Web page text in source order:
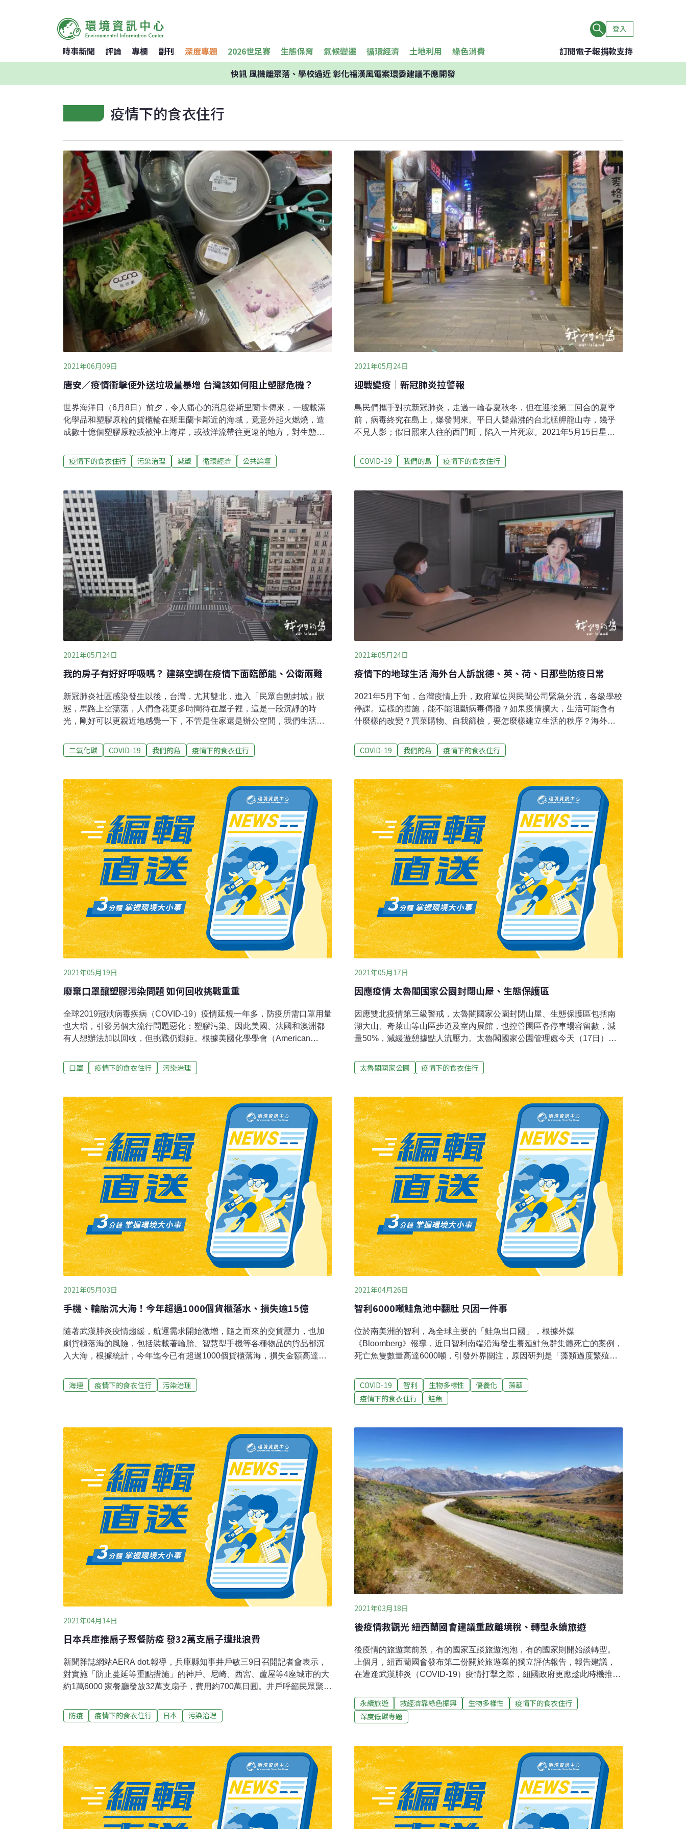
登入
時事新聞 評論 專欄 副刊 深度專題 2026世足賽 生態保育 氣候變遷 循環經濟 土地利用 綠色消費 訂閱電子報捐款支持
快訊風機離聚落、學校過近 彰化福漢風電案環委建議不應開發
疫情下的食衣住行
2021年06月09日
唐安／疫情衝擊使外送垃圾量暴增 台灣該如何阻止塑膠危機？
世界海洋日（6月8日）前夕，令人痛心的消息從斯里蘭卡傳來，一艘載滿
化學品和塑膠原粒的貨櫃輪在斯里蘭卡鄰近的海域，竟意外起火燃燒，造
成數十億個塑膠原粒或被沖上海岸，或被洋流帶往更遠的地方，對生態的
於塑膠製品的依賴，台灣亦無法置身事外。就在5月中旬，突然加遽的疫情
讓人們不得不改變飲食消費習慣，轉向外帶、外送的結果也使得塑膠用量
量就已經不斷在成長，近十年間增加了2成之多。疫情爆發後，重災區之一
的新北市統計每天增加的垃圾量也比往常多出了200公噸以上，暴增的垃圾
對於基層清潔人員的工作壓力絕對是難以想像的高。要減緩塑膠垃圾危
機，從源頭治理絕對是最有效的方法。可惜的是，不論是疫情前或疫情
後，都未看到政府在源頭減量的積極行動。除此之外，早在去年就應該提
出的一次性飲料杯限塑對策，
疫情下的食衣住行 污染治理 減塑 循環經濟 公共論壇
2021年05月24日
迎戰變疫｜新冠肺炎拉警報
島民們攜手對抗新冠肺炎，走過一輪春夏秋冬，但在迎接第二回合的夏季
前，病毒終究在島上，爆發開來。平日人聲鼎沸的台北艋舺龍山寺，幾乎
不見人影；假日熙來人往的西門町，陷入一片死寂。2021年5月15日星期
戒。這天，起得晚的市民，一覺醒來，驚覺「世界變了」。同日下午2時，
中央流行疫情指揮中心證實，確診新冠肺炎的本土個案，首度攀升、突破
資，塞爆購物車。新冠肺炎終究還是燒進了台灣，雙北升三級警戒的隔
天，5月16日星期日，全台再新增206例本土確診。國軍兩度出動化學兵
團，消毒萬華街道。白天時段，幾乎所有店家大門深鎖，到了夜晚，也不
再流光溢彩。17日周一，新增本土個案再飆高，達到333例。雙北趕在中午
前，率先發布高中職以下的學生、學童，從5月18日，停課到5月28日。但
新冠
COVID-19 我們的島 疫情下的食衣住行
2021年05月24日
我的房子有好好呼吸嗎？ 建築空調在疫情下面臨節能、公衛兩難
新冠肺炎社區感染發生以後，台灣，尤其雙北，進入「民眾自動封城」狀
態，馬路上空蕩蕩，人們會花更多時間待在屋子裡，這是一段沉靜的時
光，剛好可以更親近地感覺一下，不管是住家還是辦公空間，我們生活其
能打烊的公視電視台，做個參考吧！「這棟建築其實本身就是帷幕玻璃的
狀況。」社團法人病態建築協會副理事長曾婷婷抬頭觀察一下說。公視B棟
分，也像大部分玻璃帷幕建築，除了逃生門窗，大多不能打開。玻璃帷幕
加上1973年石油危機之後，以為一台大主機，比起眾多分離的冷氣更省
電，因而盛行的中央空調，是30年來，台灣許多辦公建築的標配。這樣的
舊大樓，通常會直接排氣到戶外的，是廁所的抽風機。另外天花板上也會
有送風出風口，以及把氣體送走的回風口，造成室內空氣的流動。「我們
回風會經過回風口，經過回風管，
二氧化碳 COVID-19 我們的島 疫情下的食衣住行
2021年05月24日
疫情下的地球生活 海外台人訴說德、英、荷、日那些防疫日常
2021年5月下旬，台灣疫情上升，政府單位與民間公司緊急分流，各級學校
停課。這樣的措施，能不能阻斷病毒傳播？如果疫情擴大，生活可能會有
什麼樣的改變？買菜購物、自我篩檢，要怎麼樣建立生活的秩序？海外台
或者做警惕。李孝文 德國．威士巴登德國目前還在分區動態管理的情況
下，經營兩間餐廳的李孝文說，「我們現在就是要連續7天，平均感染人
後，假如也是每十萬人感染都在100人以下，就可以開放室內用餐，但是現
在都不可以。」現在就是外帶或者外送。那麼怎麼買菜呢？「你要去超市
買東西，他們大部分都會要求你帶當天的檢測證明， 24小時以內的。網路
購物，有一個click and meet，可以在網站上購物，然後自己去店家前面自
取，但是不可以逗留，拿了就走。」德國各地有很多快篩站，民眾可以
COVID-19 我們的島 疫情下的食衣住行
2021年05月19日
廢棄口罩釀塑膠污染問題 如何回收挑戰重重
全球2019冠狀病毒疾病（COVID-19）疫情延燒一年多，防疫所需口罩用量
也大增，引發另個大流行問題惡化：塑膠污染。因此美國、法國和澳洲都
有人想辦法加以回收，但挑戰仍艱鉅。根據美國化學學會（American
種口罩由聚丙烯材料、鬆緊帶和金屬製成，用後通常丟入垃圾桶交由掩埋
或焚化，但也可能亂丟污染街道、河川和海洋，進而傷害野生動物。法新
洲研究人員正想辦法把口罩製成鋪路材料，美國則有人將回收的口罩做成
長凳，法國也有企業將口罩再生製成汽車踏墊。但這類開創事業距離能夠
獲利仍然遙遠。
口罩 疫情下的食衣住行 污染治理
2021年05月17日
因應疫情 太魯閣國家公園封閉山屋、生態保護區
因應雙北疫情第三級警戒，太魯閣國家公園封閉山屋、生態保護區包括南
湖大山、奇萊山等山區步道及室內展館，也控管園區各停車場容留數，減
量50%，減緩遊憩據點人流壓力。太魯閣國家公園管理處今天（17日）表
至第三級，配合「國家公園區域因應COVID-19疫情警戒3級之遊憩人流出
入管制措施」，於警戒期間執行園區相關管制措施。分別為關閉室內展
場容留數控管。太管處表示，太魯閣台地、布洛灣、天祥及合歡山遊客服
務中心等室內遊憩服務據點，禁止遊客進入。園區山屋全面關閉並禁止人
員進入太魯閣國家公園生態保護區；已獲得許可進入者，其許可證自動廢
止。園區內的登山行步道，包括羊頭山、畢祿山、南湖大山、奇萊連峰與
東稜、北二段全段等皆封閉。
太魯閣國家公園 疫情下的食衣住行
2021年05月03日
手機、輪胎沉大海！今年超過1000個貨櫃落水、損失逾15億
隨著武漢肺炎疫情趨緩，航運需求開始激增，隨之而來的交貨壓力，也加
劇貨櫃落海的風險，包括裝載著輪胎、智慧型手機等各種物品的貨品都沉
入大海，根據統計，今年迄今已有超過1000個貨櫃落海，損失金額高達近
嚴重的貨櫃落海事故，去年已有逾3000個貨櫃沉入海中，今年迄今也有超
過1000個貨櫃落海。據報導，貨櫃落海事故增加的原因諸多，包括難以預
迫。海上事故管理諮詢機構Reed Marine Maritime Casualty Management
Consultancy創辦人Clive Reed指出，貨櫃加速轉運，意味著大型貨櫃輪接
近滿載的程度較以往高出許多，一方面還有準時抵港的商業壓力，也因此
需要出動更多
海運 疫情下的食衣住行 污染治理
2021年04月26日
智利6000噸鮭魚池中翻肚 只因一件事
位於南美洲的智利，為全球主要的「鮭魚出口國」，根據外媒
《Bloomberg》報導，近日智利南端沿海發生養殖鮭魚群集體死亡的案例，
死亡魚隻數量高達6000噸，引發外界關注，原因研判是「藻類過度繁殖」
Maza）說，近年來最慘的藻類吞噬鮭魚事件，發生於2016年，當時損失魚
類數量達4萬噸。之所以出現「藻華」，除了降雨量減少、環境破壞之外，
生產者因生產過剩，將死魚留在水中時間過長，才會加劇藻華現象。再往
輸出的鮭魚，日前曾被中國驗出新冠病毒，導致出口量大幅縮水，加上供
集體死亡的悲劇。
COVID-19 智利 生物多樣性 優養化
藻華
疫情下的食衣住行
鮭魚
2021年04月14日
日本兵庫推扇子聚餐防疫 發32萬支扇子遭批浪費
新聞雜誌網站AERA dot.報導，兵庫縣知事井戶敏三9日召開記者會表示，
對實施「防止蔓延等重點措施」的神戶、尼崎、西宮、蘆屋等4座城市的大
約1萬6000 家餐廳發放32萬支扇子，費用約700萬日圓。井戶呼籲民眾聚餐
染。媒體詢問「扇子聚餐」的科學根據為何，井戶則回應，如果用透明面
罩可以防止飛沫，「用扇子也應該OK 」。對其防疫科學根據，則坦承沒有
詞登上推特（Twitter）熱門關鍵字排行榜。一名參與兵庫縣防疫對策本部
會議的專家說，兵庫縣政府事前完全沒有諮詢與會專家關於「扇子聚餐」
的功效，9日召開對策本部會議前就已經做好扇子。這名專家還說，只要是
認真思考防疫的專家都不會贊成「扇子聚餐」。這麼小的扇子無法防止飛
沫飛散，且接下來天氣會越來越熱，民眾手上有扇子自然會想拿來
防疫 疫情下的食衣住行 日本 污染治理
2021年03月18日
後疫情救觀光 紐西蘭國會建議重啟離境稅、轉型永續旅遊
後疫情的旅遊業前景，有的國家互談旅遊泡泡，有的國家則開始談轉型。
上個月，紐西蘭國會發布第二份關於旅遊業的獨立評估報告，報告建議，
在遭逢武漢肺炎（COVID-19）疫情打擊之際，紐國政府更應趁此時機推動
言紐西蘭旅遊業受到疫情重創，國外旅客人數回到1950年代水準，等於是
長途飛行剛問世的時代。在2020年4月、5月和6月，每週入境的外國旅客
不到千人，2019年同期卻有4萬至8萬人次，差距十分懸殊。 該份報告標題
steps closer to sustainable tourism），是繼紐國國會環境事務專員厄普頓
（Simon Upton）爬梳旅遊業成長帶來的環境衝擊，並在2019年提出第一
版報告「純淨、人潮...危機？」之後，以此為基礎，為以
永續旅遊 救經濟靠綠色振興 生物多樣性
疫情下的食衣住行
深度低碳專題